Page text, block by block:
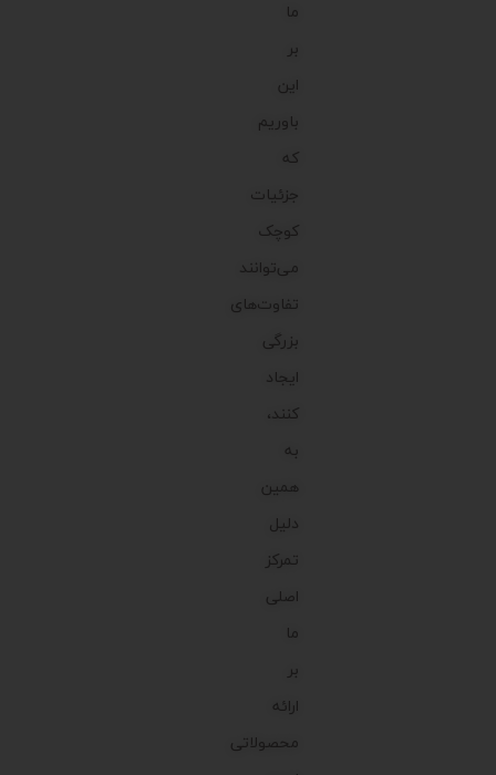
ما
بر
این
باوریم
که
جزئیات
کوچک
می‌توانند
تفاوت‌های
بزرگی
ایجاد
کنند،
به
همین
دلیل
تمرکز
اصلی
ما
بر
ارائه
محصولاتی